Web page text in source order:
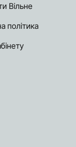
Вільне
політика